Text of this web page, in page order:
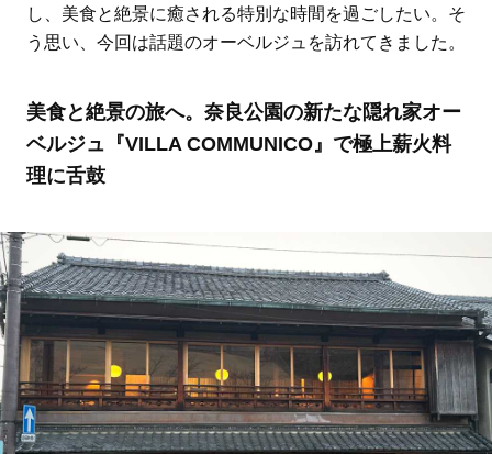
し、美食と絶景に癒される特別な時間を過ごしたい。そ
う思い、今回は話題のオーベルジュを訪れてきました。
美食と絶景の旅へ。奈良公園の新たな隠れ家オー
ベルジュ『VILLA COMMUNICO』で極上薪火料
理に舌鼓